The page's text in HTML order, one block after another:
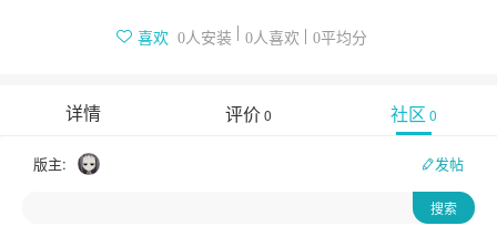
喜欢 0人安装 0人喜欢 0平均分
详情 评价0 社区 0
版主: 发帖